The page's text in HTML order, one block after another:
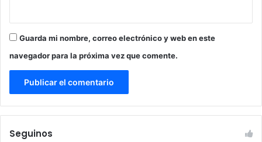
Guarda mi nombre, correo electrónico y web en este
navegador para la próxima vez que comente.
Seguinos